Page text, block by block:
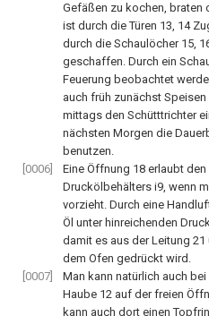
Gefäßen zu kochen, braten
ist durch die Türen 13, 14
durch die Schaulöcher 15,
geschaffen. Durch ein
Feuerung beobachtet
auch früh zunächst
mittags den Schütttrichter
nächsten Morgen die
benutzen.
[0006]
Eine Öffnung 18 erlaubt
Druckölbehälters i9, wenn
vorzieht. Durch eine
Öl unter hinreichenden
damit es aus der Leitung 21
dem Ofen gedrückt wird.
[0007]
Man kann natürlich auch
Haube 12 auf der freien
kann auch dort einen